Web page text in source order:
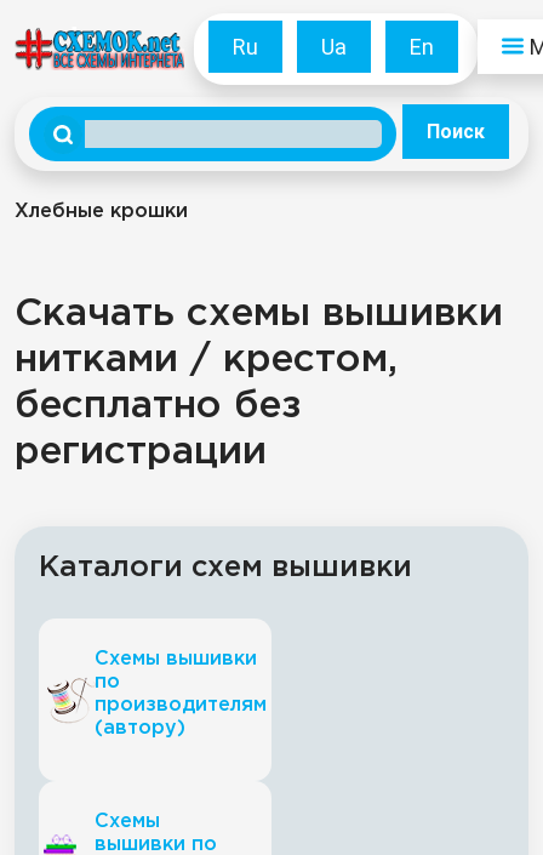
Ru Ua En
Поиск
Хлебные крошки
Скачать схемы вышивки
нитками / крестом,
бесплатно без
регистрации
Каталоги схем вышивки
Схемы вышивки
по
производителям
(автору)
Схемы
вышивки по